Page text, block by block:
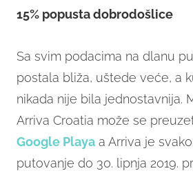
15% popusta dobrodošlice
Sa svim podacima na dlanu
postala bliža, uštede veće, a
nikada nije bila jednostavnija.
Arriva Croatia može se
Google Playa a Arriva je
putovanje do 30. lipnja 2019.